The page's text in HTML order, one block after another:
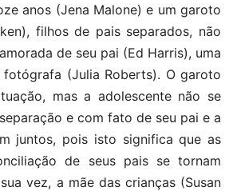
anos (Jena Malone) e um garoto
filhos de pais separados, não
de seu pai (Ed Harris), uma
fotógrafa (Julia Roberts). O garoto
mas a adolescente não se
e com fato de seu pai e a
juntos, pois isto significa que as
de seus pais se tornam
vez, a mãe das crianças (Susan